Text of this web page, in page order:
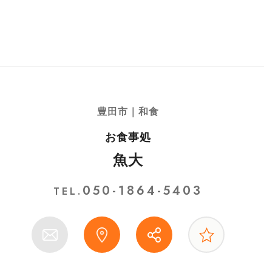
豊田市｜和食
お食事処
魚大
TEL. 050-1864-5403